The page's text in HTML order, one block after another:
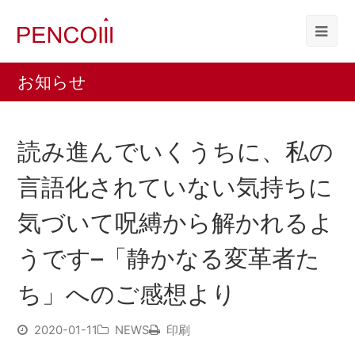
お知らせ
読み進んでいくうちに、私の
言語化されていない気持ちに
気づいて呪縛から解かれるよ
うです–「静かなる変革者た
ち」へのご感想より
2020-01-11 NEWS 印刷